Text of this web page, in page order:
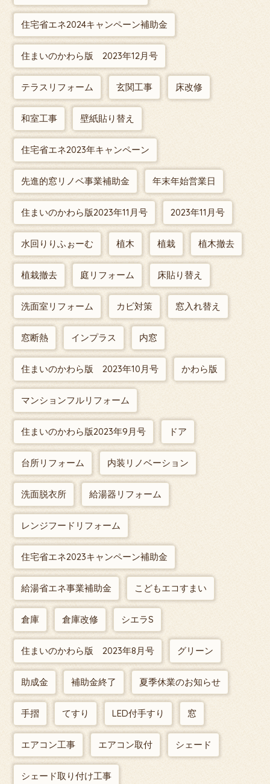
住宅省エネ2024キャンペーン補助金
住まいのかわら版 2023年12月号
テラスリフォーム 玄関工事 床改修
和室工事 壁紙貼り替え
住宅省エネ2023年キャンペーン
先進的窓リノベ事業補助金 年末年始営業日
住まいのかわら版2023年11月号 2023年11月号
水回りりふぉーむ 植木 植栽 植木撤去
植栽撤去 庭リフォーム 床貼り替え
洗面室リフォーム カビ対策 窓入れ替え
窓断熱 インプラス 内窓
住まいのかわら版 2023年10月号 かわら版
マンションフルリフォーム
住まいのかわら版2023年9月号 ドア
台所リフォーム 内装リノベーション
洗面脱衣所 給湯器リフォーム
レンジフードリフォーム
住宅省エネ2023キャンペーン補助金
給湯省エネ事業補助金 こどもエコすまい
倉庫 倉庫改修 シエラS
住まいのかわら版 2023年8月号 グリーン
助成金 補助金終了 夏季休業のお知らせ
手摺 てすり LED付手すり 窓
エアコン工事 エアコン取付 シェード
シェード取り付け工事